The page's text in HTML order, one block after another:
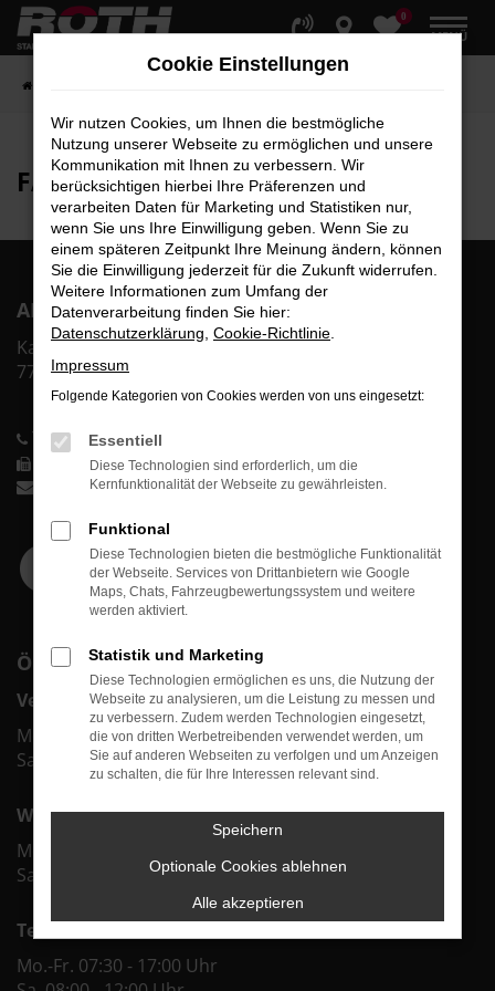
Zum
Hauptinhalt
0
MENÜ
FAHRZEUG-SHOWROOM
AR Auto Roth GmbH
Karl-Bold-Str. 2
77855 Achern
Telefon: 0 78 41-60 00-0
Telefax: 0 78 41-60 00-40
info@auto-roth.de
ÖFFNUNGSZEITEN
Verkauf
Mo.-Fr. 09:00 - 18:00 Uhr
Sa. 09:00 - 12:00 Uhr
Werkstatt & Service
Mo.-Fr. 07:30 - 18:00 Uhr
Sa. 08:00 - 12:00 Uhr
Teiledienst
Mo.-Fr. 07:30 - 17:00 Uhr
Cookie Einstellungen
Wir nutzen Cookies, um Ihnen die bestmögliche
Nutzung unserer Webseite zu ermöglichen und unsere
Kommunikation mit Ihnen zu verbessern. Wir
berücksichtigen hierbei Ihre Präferenzen und
verarbeiten Daten für Marketing und Statistiken nur,
wenn Sie uns Ihre Einwilligung geben. Wenn Sie zu
einem späteren Zeitpunkt Ihre Meinung ändern, können
Sie die Einwilligung jederzeit für die Zukunft widerrufen.
Weitere Informationen zum Umfang der
Datenverarbeitung finden Sie hier:
Datenschutzerklärung Cookie-Richtlinie
Impressum
Folgende Kategorien von Cookies werden von uns eingesetzt:
Essentiell
Diese Technologien sind erforderlich, um die
Kernfunktionalität der Webseite zu gewährleisten.
Funktional
Diese Technologien bieten die bestmögliche Funktionalität
der Webseite. Services von Drittanbietern wie Google
Maps, Chats, Fahrzeugbewertungssystem und weitere
werden aktiviert.
Statistik und Marketing
Diese Technologien ermöglichen es uns, die Nutzung der
Webseite zu analysieren, um die Leistung zu messen und
zu verbessern. Zudem werden Technologien eingesetzt,
die von dritten Werbetreibenden verwendet werden, um
Sie auf anderen Webseiten zu verfolgen und um Anzeigen
zu schalten, die für Ihre Interessen relevant sind.
Speichern
Optionale Cookies ablehnen
Alle akzeptieren